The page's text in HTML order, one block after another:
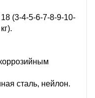
18 (3-4-5-6-7-8-9-10-
сталь, нейлон.